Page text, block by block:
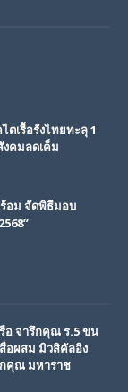
ตเรื้อรังไทยทะลุ 1
คมลดเค็ม
อม จัดพิธีมอบ
อ จารึกคุณ ร.5 ขน
อผสม มิวสิคัลอิง
กคุณ มหาราช